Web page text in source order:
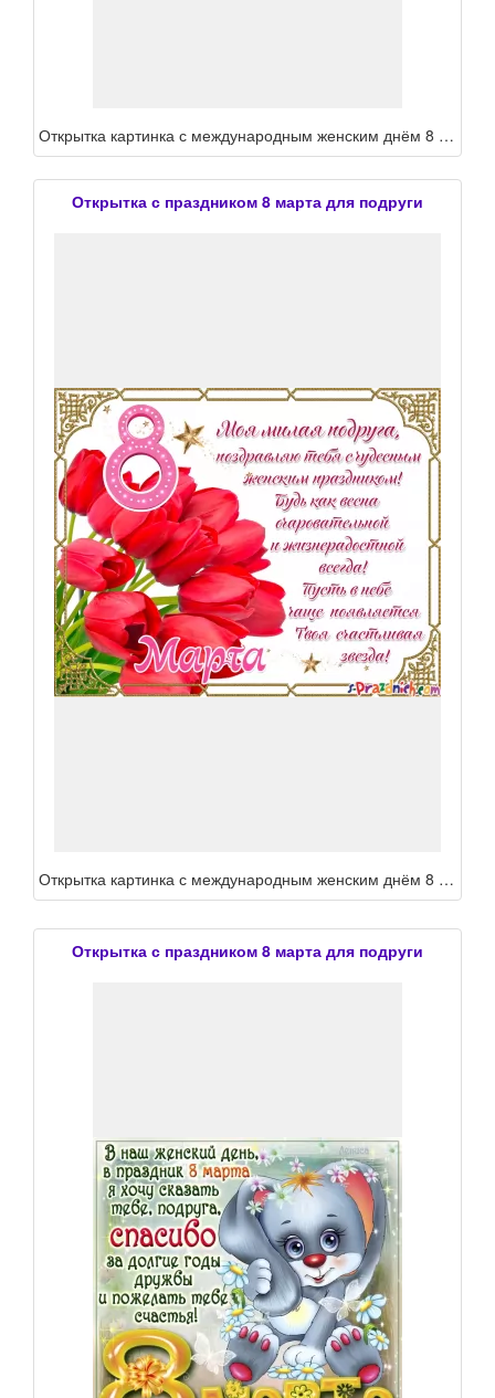
Открытка картинка с международным женским днём 8 марта подруга ,подруге, с праздником 8 марта подруга поздравления для подруге в ден 8 марта,открытка подруге на 8 марта
Открытка с праздником 8 марта для подруги
Открытка картинка с международным женским днём 8 марта подруга ,подруге, с праздником 8 марта подруга поздравления для подруге в ден 8 марта,открытка подруге на 8 марта
Открытка с праздником 8 марта для подруги